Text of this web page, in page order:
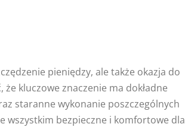
pieniędzy, ale także okazja do
kluczowe znaczenie ma dokładne
staranne wykonanie poszczególnych
wszystkim bezpieczne i komfortowe dla